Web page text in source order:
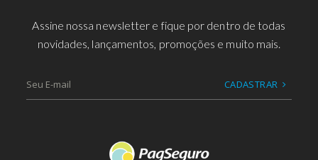
Assine nossa newsletter e fique por dentro de todas
novidades, lançamentos, promoções e muito mais.
CADASTRAR